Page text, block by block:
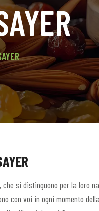
si distinguono per la loro
con voi in ogni momento